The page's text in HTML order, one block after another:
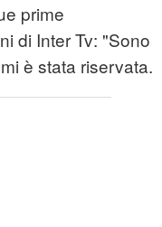
prime
di Inter Tv: "Sono
è stata riservata.